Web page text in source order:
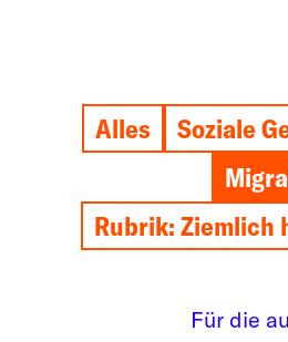
Alles Soziale
Rubrik: Ziemlich
Für die